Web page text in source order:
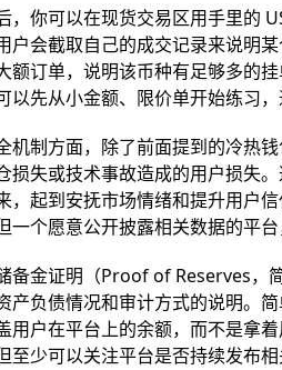
，你可以在现货交易区用手里的
户会截取自己的成交记录来说明
额订单，说明该币种有足够多的
以先从小金额、限价单开始练习
机制方面，除了前面提到的冷热钱
损失或技术事故造成的用户损失
，起到安抚市场情绪和提升用户
一个愿意公开披露相关数据的平
备金证明（Proof of Reserves，
产负债情况和审计方式的说明。
用户在平台上的余额，而不是拿
至少可以关注平台是否持续发布